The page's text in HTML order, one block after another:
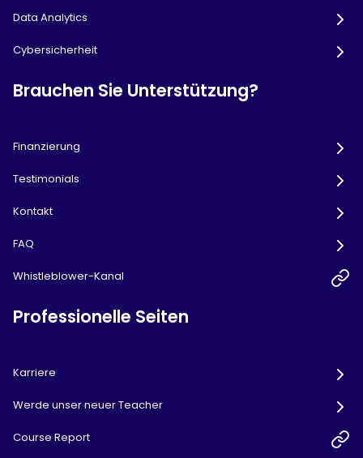
Data Analytics
Cybersicherheit
Brauchen Sie Unterstützung?
Finanzierung
Testimonials
Kontakt
FAQ
Whistleblower-Kanal
Professionelle Seiten
Karriere
Werde unser neuer Teacher
Course Report